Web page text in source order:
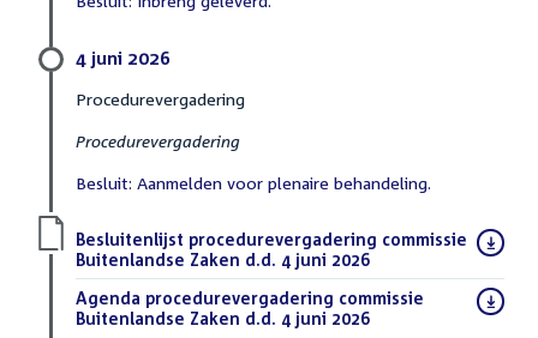
4 juni 2026
Procedurevergadering
Procedurevergadering
Besluit: Aanmelden voor plenaire behandeling.
Download
bestand:
Besluitenlijst procedurevergadering commissie
Buitenlandse Zaken d.d. 4 juni 2026
Download
bestand:
Agenda procedurevergadering commissie
Buitenlandse Zaken d.d. 4 juni 2026